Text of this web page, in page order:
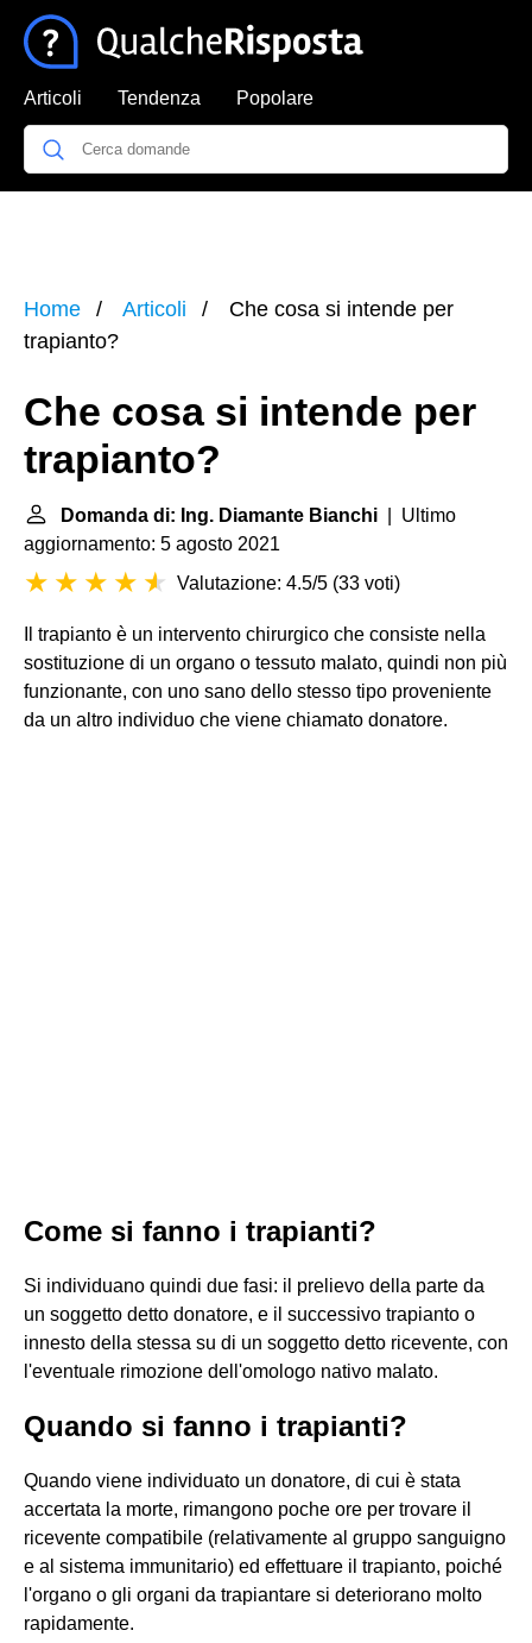
Articoli Tendenza Popolare
Home Articoli
Che cosa si intende per
trapianto?
Che cosa si intende per
trapianto?
Domanda di: Ing. Diamante Bianchi | Ultimo
aggiornamento: 5 agosto 2021
Valutazione: 4.5/5 (33 voti)
Il trapianto è un intervento chirurgico che consiste nella
sostituzione di un organo o tessuto malato, quindi non più
funzionante, con uno sano dello stesso tipo proveniente
da un altro individuo che viene chiamato donatore.
Come si fanno i trapianti?
Si individuano quindi due fasi: il prelievo della parte da
un soggetto detto donatore, e il successivo trapianto o
innesto della stessa su di un soggetto detto ricevente, con
l'eventuale rimozione dell'omologo nativo malato.
Quando si fanno i trapianti?
Quando viene individuato un donatore, di cui è stata
accertata la morte, rimangono poche ore per trovare il
ricevente compatibile (relativamente al gruppo sanguigno
e al sistema immunitario) ed effettuare il trapianto, poiché
l'organo o gli organi da trapiantare si deteriorano molto
rapidamente.